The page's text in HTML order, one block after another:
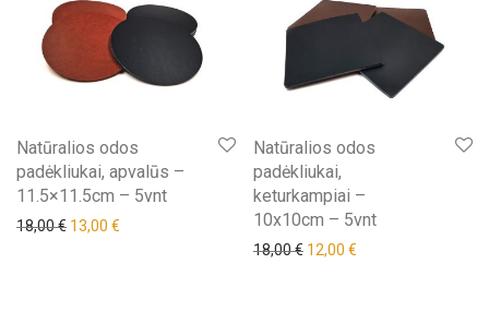
Natūralios odos
padėkliukai, apvalūs –
11.5×11.5cm – 5vnt
18,00€ 13,00 €
Natūralios odos
padėkliukai,
keturkampiai –
10x10cm – 5vnt
18,00€ 12,00 €